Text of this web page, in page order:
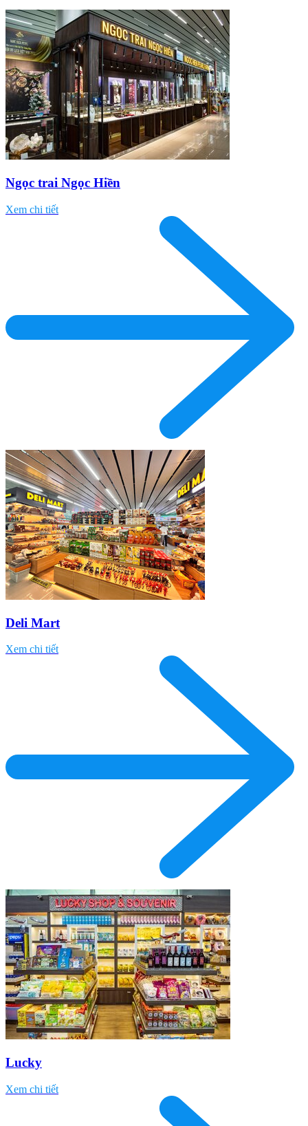
Ngọc trai Ngọc Hiền
Xem chi tiết
Deli Mart
Xem chi tiết
Lucky
Xem chi tiết